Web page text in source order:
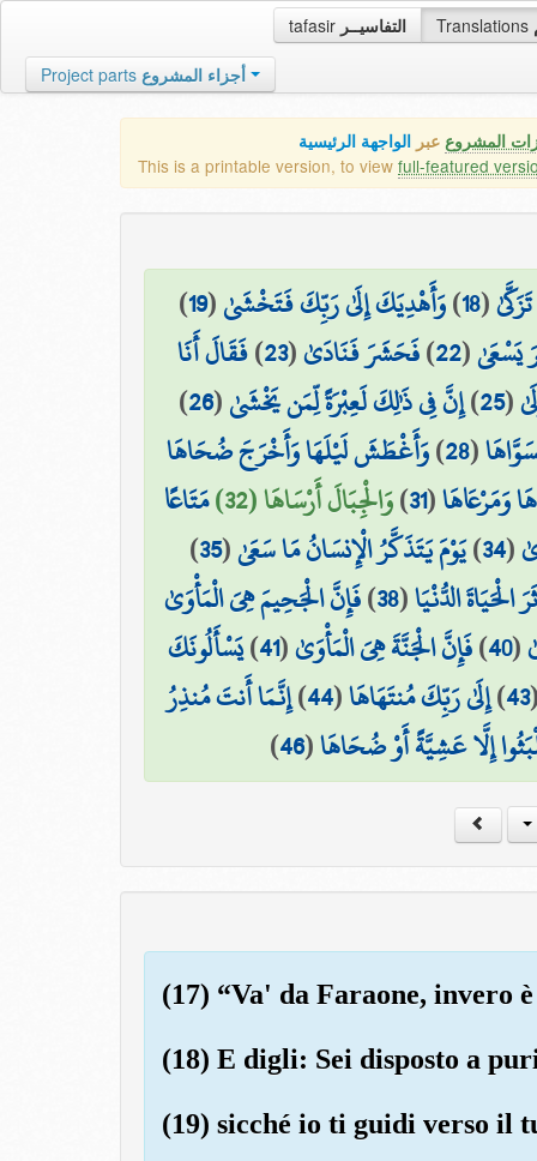
tafasir التفاسيــر Translations
Project parts أجزاء المشروع
المشروع عبر الواجهة الرئيسية
This is a printable version, to view full-featured
(
18
)وَأَهْدِيَكَ إِلَىٰ رَبِّكَ فَتَخْشَىٰ(
19
)
يَسْعَىٰ(
22
)فَحَشَرَ فَنَادَىٰ(
23
)فَقَالَ أَنَا
(
25
)إِنَّ فِي ذَٰلِكَ لَعِبْرَةً لِّمَن يَخْشَىٰ(
26
)
(
28
)وَأَغْطَشَ لَيْلَهَا وَأَخْرَجَ ضُحَاهَا
وَمَرْعَاهَا(
31
)وَالْجِبَالَ أَرْسَاهَا (32)
مَتَاعًا
(
34
)يَوْمَ يَتَذَكَّرُ الْإِنسَانُ مَا سَعَىٰ(
35
)
الْحَيَاةَ الدُّنْيَا(
38
)فَإِنَّ الْجَحِيمَ هِيَ الْمَأْوَىٰ
(
40
)فَإِنَّ الْجَنَّةَ هِيَ الْمَأْوَىٰ(
41
)يَسْأَلُونَكَ
43
)إِلَىٰ رَبِّكَ مُنتَهَاهَا(
44
)إِنَّمَا أَنتَ مُنذِرُ
إِلَّا عَشِيَّةً أَوْ ضُحَاهَا(
46
)
(17) “Va' da Faraone, invero
(18) E digli: Sei disposto a
(19) sicché io ti guidi verso il